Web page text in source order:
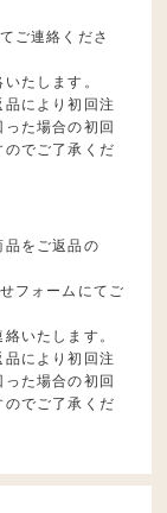
ご連絡くださ
たします。
により初回注
た場合の初回
でご了承くだ
品をご返品の
フォームにてご
いたします。
により初回注
た場合の初回
でご了承くだ